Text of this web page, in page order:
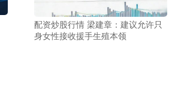
配资炒股行情 梁建章：建议允许只
身女性接收援手生殖本领